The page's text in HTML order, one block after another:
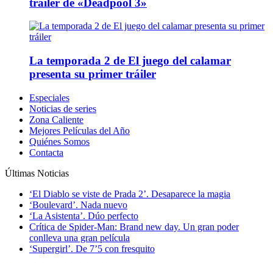
La temporada 2 de El juego del calamar
presenta su primer tráiler
Especiales
Noticias de series
Zona Caliente
Mejores Películas del Año
Quiénes Somos
Contacta
Últimas Noticias
‘El Diablo se viste de Prada 2’. Desaparece la magia
‘Boulevard’. Nada nuevo
‘La Asistenta’. Dúo perfecto
Crítica de Spider-Man: Brand new day. Un gran poder
conlleva una gran película
‘Supergirl’. De 7’5 con fresquito